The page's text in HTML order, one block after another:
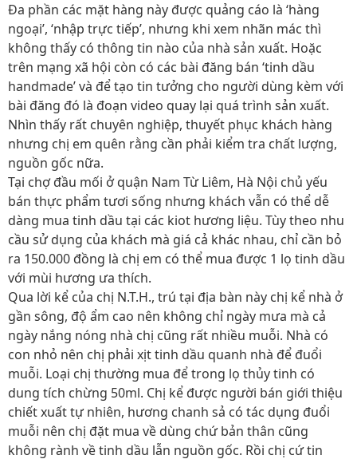
Đa phần các mặt hàng này được quảng cáo là ‘hàng
ngoại’, ‘nhập trực tiếp’, nhưng khi xem nhãn mác thì
không thấy có thông tin nào của nhà sản xuất. Hoặc
trên mạng xã hội còn có các bài đăng bán ‘tinh dầu
handmade’ và để tạo tin tưởng cho người dùng kèm với
bài đăng đó là đoạn video quay lại quá trình sản xuất.
Nhìn thấy rất chuyên nghiệp, thuyết phục khách hàng
nhưng chị em quên rằng cần phải kiểm tra chất lượng,
nguồn gốc nữa.
Tại chợ đầu mối ở quận Nam Từ Liêm, Hà Nội chủ yếu
bán thực phẩm tươi sống nhưng khách vẫn có thể dễ
dàng mua tinh dầu tại các kiot hương liệu. Tùy theo nhu
cầu sử dụng của khách mà giá cả khác nhau, chỉ cần bỏ
ra 150.000 đồng là chị em có thể mua được 1 lọ tinh dầu
với mùi hương ưa thích.
Qua lời kể của chị N.T.H., trú tại địa bàn này chị kể nhà ở
gần sông, độ ẩm cao nên không chỉ ngày mưa mà cả
ngày nắng nóng nhà chị cũng rất nhiều muỗi. Nhà có
con nhỏ nên chị phải xịt tinh dầu quanh nhà để đuổi
muỗi. Loại chị thường mua để trong lọ thủy tinh có
dung tích chừng 50ml. Chị kể được người bán giới thiệu
chiết xuất tự nhiên, hương chanh sả có tác dụng đuổi
muỗi nên chị đặt mua về dùng chứ bản thân cũng
không rành về tinh dầu lẫn nguồn gốc. Rồi chị cứ tin